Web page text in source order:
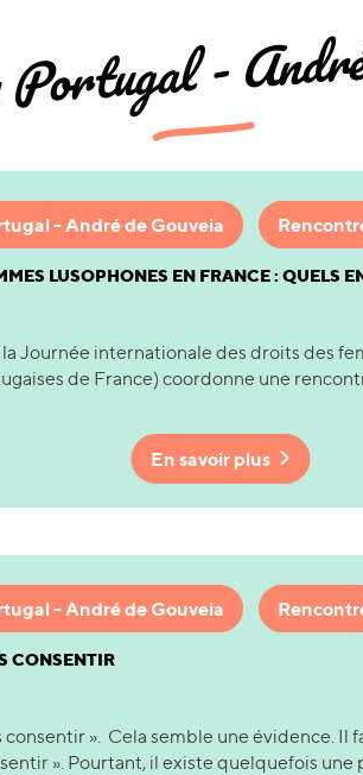
-
- André de Gouveia
LUSOPHONES EN FRANCE : QUELS
Journée internationale des droits des
de France) coordonne une
En savoir plus
- André de Gouveia
CONSENTIR
consentir ». Cela semble une évidence.
». Pourtant, il existe quelquefois